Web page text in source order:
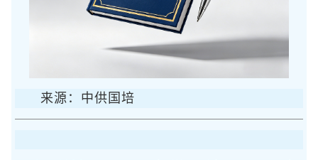
来源：中供国培